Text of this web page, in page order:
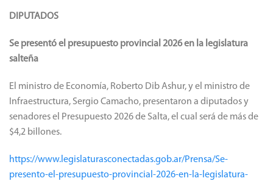
DIPUTADOS
Se presentó el presupuesto provincial 2026 en la legislatura
salteña
El ministro de Economía, Roberto Dib Ashur, y el ministro de
Infraestructura, Sergio Camacho, presentaron a diputados y
senadores el Presupuesto 2026 de Salta, el cual será de más de
$4,2 billones.
https://www.legislaturasconectadas.gob.ar/Prensa/Se-
presento-el-presupuesto-provincial-2026-en-la-legislatura-